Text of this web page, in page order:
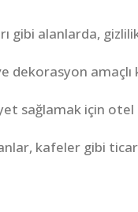
gibi alanlarda,
amaçlı
sağlamak için otel
kafeler gibi